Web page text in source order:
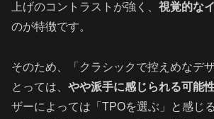
上げのコントラストが強く、 視覚的な
のが特徴です。
そのため、「クラシックで控えめなデ
とっては、 やや派手に感じられる可能
ザーによっては「TPOを選ぶ」と感じ